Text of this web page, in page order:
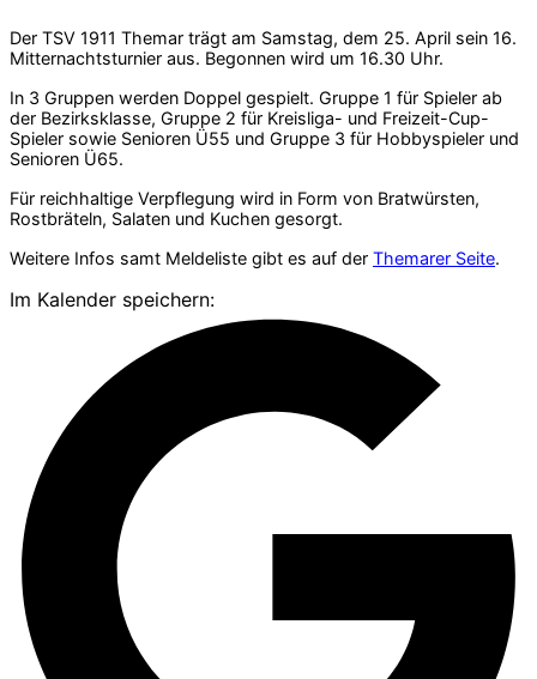
Der TSV 1911 Themar trägt am Samstag, dem 25. April sein 16.
Mitternachtsturnier aus. Begonnen wird um 16.30 Uhr.
In 3 Gruppen werden Doppel gespielt. Gruppe 1 für Spieler ab
der Bezirksklasse, Gruppe 2 für Kreisliga- und Freizeit-Cup-
Spieler sowie Senioren Ü55 und Gruppe 3 für Hobbyspieler und
Senioren Ü65.
Für reichhaltige Verpflegung wird in Form von Bratwürsten,
Rostbräteln, Salaten und Kuchen gesorgt.
Weitere Infos samt Meldeliste gibt es auf der Themarer Seite.
Im Kalender speichern: